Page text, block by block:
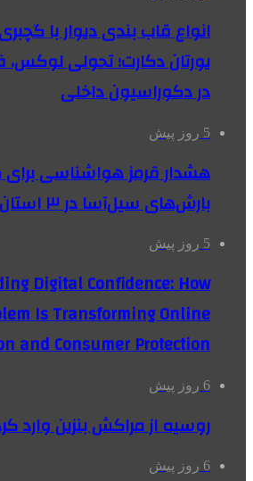
انواع قاب بندی دیوار با
یورتان دکارت؛ تحولی
در دکوراسیون داخلی
5 روز پیش
بارش‌های سیل‌آسا در ۳ استان
5 روز پیش
Digital Confidence: How
Is Transforming Online
and Consumer Protection
6 روز پیش
روسیه از مراکش بنزین وارد
6 روز پیش